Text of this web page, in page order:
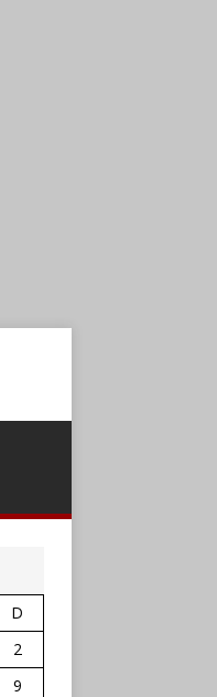
D
2
9